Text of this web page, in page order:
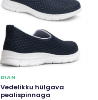
DIAN
Vedelikku hülgava
pealispinnaga